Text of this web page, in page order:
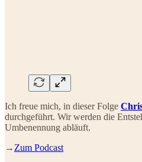
Ich freue mich, in dieser Folge
durchgeführt. Wir werden die
Umbenennung abläuft.
→ Zum Podcast